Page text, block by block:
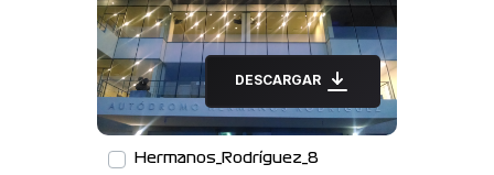
DESCARGAR
Hermanos_Rodríguez_8